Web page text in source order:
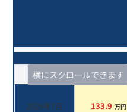
横にスクロールできます
査定時期 セルカ実績
2026年7月 133.9 万円